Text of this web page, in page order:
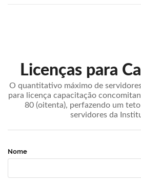
Licenças para
O quantitativo máximo de
para licença capacitação
80 (oitenta), perfazendo um
servidores da
Nome